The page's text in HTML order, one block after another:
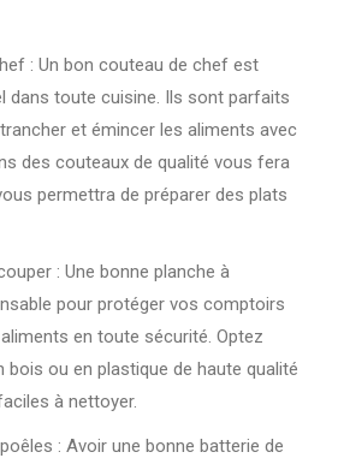
: Un bon couteau de chef est
dans toute cuisine. Ils sont parfaits
et émincer les aliments avec
des couteaux de qualité vous fera
permettra de préparer des plats
: Une bonne planche à
pour protéger vos comptoirs
en toute sécurité. Optez
bois ou en plastique de haute qualité
à nettoyer.
: Avoir une bonne batterie de